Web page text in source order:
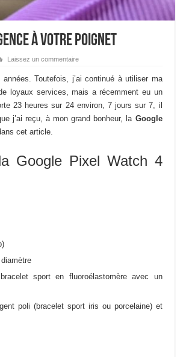
à votre poignet
Laissez un commentaire
Toutefois, j’ai continué à utiliser ma
loyaux services, mais a récemment eu un
23 heures sur 24 environ, 7 jours sur 7, il
j’ai reçu, à mon grand bonheur, laGoogle
cet article.
Google Pixel Watch 4
sport en fluoroélastomère avec un
poli (bracelet sport iris ou porcelaine) et